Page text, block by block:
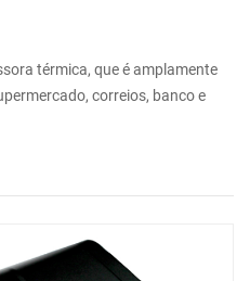
térmica, que é amplamente
correios, banco e
produto de consumo, mas
O tamanho compacto
tipo de instrumentos e
você pode até colocá-lo sobre